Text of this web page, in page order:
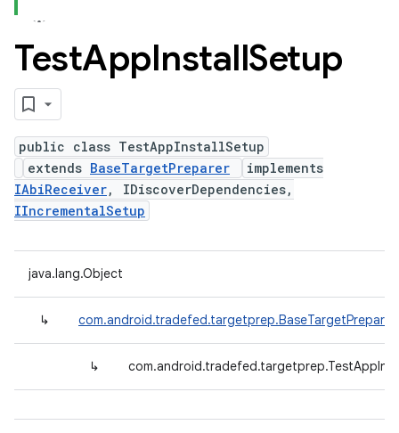
TestAppInstallSetup
public class TestAppInstallSetup
extends BaseTargetPreparer
implements
IAbiReceiver, IDiscoverDependencies,
IIncrementalSetup
java.lang.Object
↳ com.android.tradefed.targetprep.BaseTargetPreparer
↳